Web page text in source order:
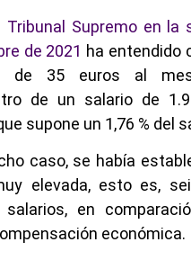
Tribunal Supremo en la
de 2021 ha entendido
de 35 euros al
de un salario de
supone un 1,76 % del
caso, se había
elevada, esto es,
en
económica.